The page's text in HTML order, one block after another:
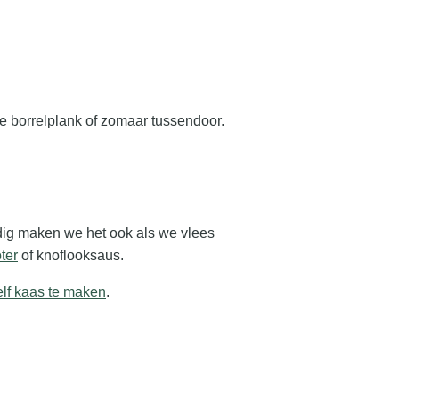
borrelplank of zomaar tussendoor.
maken we het ook als we vlees
of knoflooksaus.
kaas te maken.